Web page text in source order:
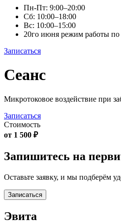
Пн-Пт: 9:00–20:00
Сб: 10:00–18:00
Вс: 10:00–15:00
20го июня режим работы
Записаться
Skip
to
Сеанс
Микротоковое воздействие при
Записаться
Стоимость
от 1 500 ₽
Запишитесь на
Оставьте заявку, и мы подберём
Записаться
Эвита